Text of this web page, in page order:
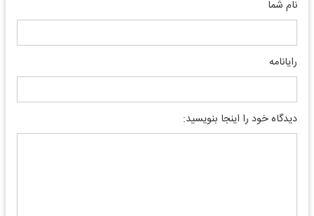
نام شما
رایانامه
دیدگاه خود را اینجا بنویسید: